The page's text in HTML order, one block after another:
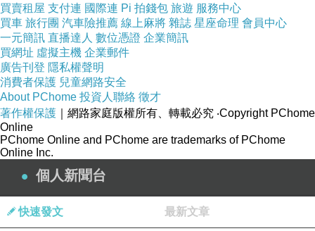
買賣租屋 支付連 國際連 Pi 拍錢包 旅遊 服務中心
買車 旅行團 汽車險推薦 線上麻將 雜誌 星座命理 會員中心
一元簡訊 直播達人 數位憑證 企業簡訊
買網址 虛擬主機 企業郵件
廣告刊登 隱私權聲明
消費者保護 兒童網路安全
About PChome 投資人聯絡 徵才
著作權保護 ｜網路家庭版權所有、轉載必究 ‧Copyright PChome
Online
PChome Online and PChome are trademarks of PChome
Online Inc.
個人新聞台
快速發文 最新文章